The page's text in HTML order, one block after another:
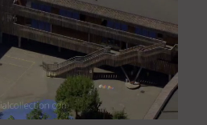
CARTE
COLLECTIONS